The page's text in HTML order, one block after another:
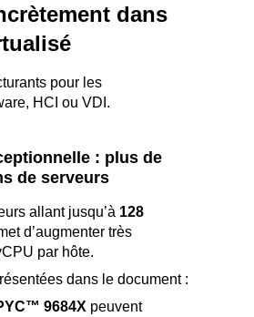
dans
pour les
HCI ou VDI.
: plus de
de serveurs
allant jusqu’à 128
d’augmenter très
par hôte.
dans le document :
9684X peuvent